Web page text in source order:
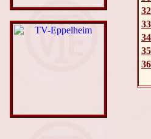
32
33
34
35
36